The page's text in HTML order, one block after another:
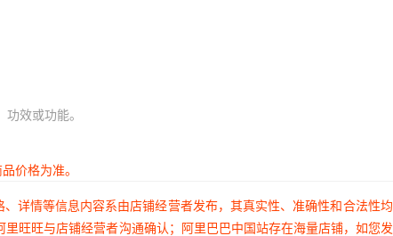
效或功能。
价格为准。
详情等信息内容系由店铺经营者发布，其真实性、准确性和合法性
旺旺与店铺经营者沟通确认；阿里巴巴中国站存在海量店铺，如您